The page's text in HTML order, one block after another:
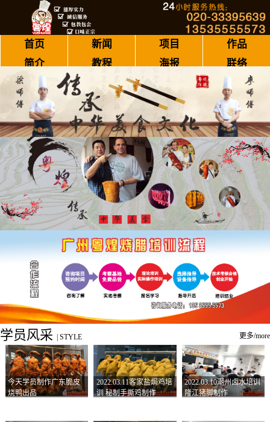
首页 新闻 项目
作品
简介
教程 海报 联络
学员风采 STYLE 更多/more
今天学员制作广东脆皮
烧鸭出品
2022.03.11客家盐焗鸡培
训 秘制手撕鸡制作
2022.03.10潮州卤水培训
隆江猪脚制作